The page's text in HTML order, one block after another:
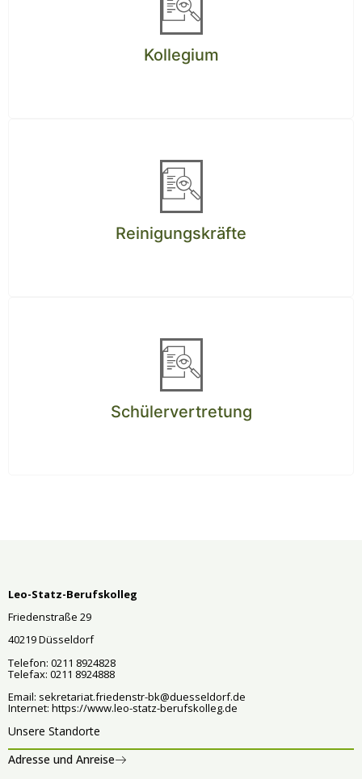
Kollegium
Reinigungskräfte
Schülervertretung
Leo-Statz-Berufskolleg
Friedenstraße 29
40219 Düsseldorf
Telefon: 0211 8924828
Telefax: 0211 8924888
Email: sekretariat.friedenstr-bk@duesseldorf.de
Internet: https://www.leo-statz-berufskolleg.de
Unsere Standorte
Adresse und Anreise